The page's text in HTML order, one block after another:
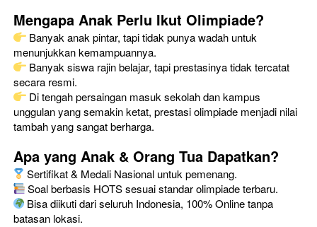
Mengapa Anak Perlu Ikut Olimpiade?
Banyak anak pintar, tapi tidak punya wadah untuk
menunjukkan kemampuannya.
Banyak siswa rajin belajar, tapi prestasinya tidak tercatat
secara resmi.
Di tengah persaingan masuk sekolah dan kampus
unggulan yang semakin ketat, prestasi olimpiade menjadi nilai
tambah yang sangat berharga.
Apa yang Anak & Orang Tua Dapatkan?
Sertifikat & Medali Nasional untuk pemenang.
Soal berbasis HOTS sesuai standar olimpiade terbaru.
Bisa diikuti dari seluruh Indonesia, 100% Online tanpa
batasan lokasi.